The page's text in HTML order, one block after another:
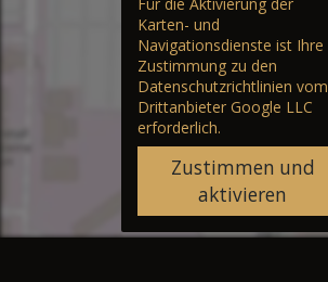
Karten- und
Navigationsdienste ist Ihre
Zustimmung zu den
Datenschutzrichtlinien vom
Drittanbieter Google LLC
erforderlich.
Zustimmen und
aktivieren